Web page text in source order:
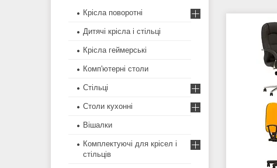
Крісла поворотні
Дитячі крісла і стільці
Крісла геймерські
Комп'ютерні столи
Стільці
Столи кухонні
Вішалки
Комплектуючі для крісел і
стільців